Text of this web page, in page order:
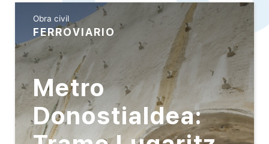
Obra civil
FERROVIARIO
Metro
Donostialdea: